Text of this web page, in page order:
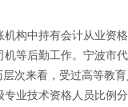
构中持有会计从业资
等后勤工作。宁波市
次来看，受过高等教
业技术资格人员比例